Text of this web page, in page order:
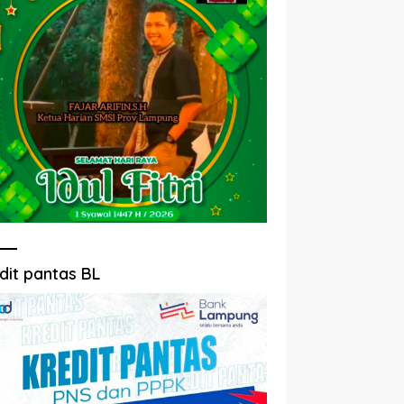
pantas BL